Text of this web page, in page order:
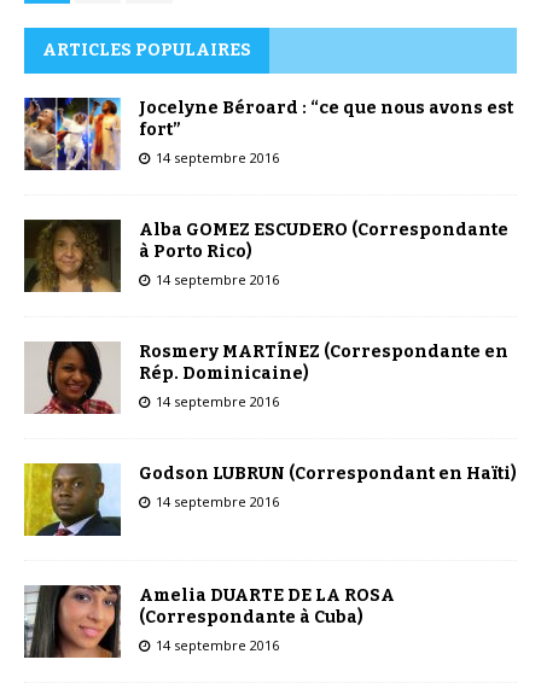
ARTICLES POPULAIRES
Jocelyne Béroard : “ce que nous avons est
fort”
14 septembre 2016
Alba GOMEZ ESCUDERO (Correspondante
à Porto Rico)
14 septembre 2016
Rosmery MARTÍNEZ (Correspondante en
Rép. Dominicaine)
14 septembre 2016
Godson LUBRUN (Correspondant en Haïti)
14 septembre 2016
Amelia DUARTE DE LA ROSA
(Correspondante à Cuba)
14 septembre 2016